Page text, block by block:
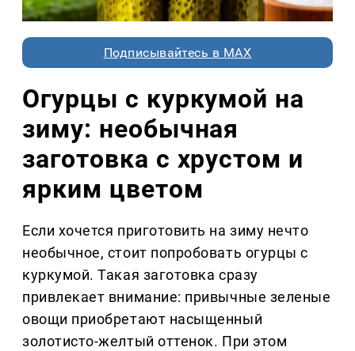
Подписывайтесь в MAX
Огурцы с куркумой на
зиму: необычная
заготовка с хрустом и
ярким цветом
Если хочется приготовить на зиму нечто
необычное, стоит попробовать огурцы с
куркумой. Такая заготовка сразу
привлекает внимание: привычные зеленые
овощи приобретают насыщенный
золотисто-желтый оттенок. При этом